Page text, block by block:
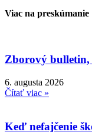
Viac na preskúmanie
Zborový bulletin,
6. augusta 2026
Čítať viac »
Keď nefajčenie